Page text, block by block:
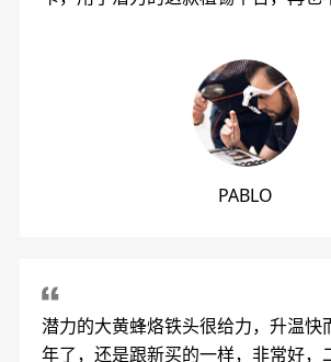
PABLO
潜力的大黄蜂烙铁头很给力，升温快
年了，还是跟新买的一样，非常好，